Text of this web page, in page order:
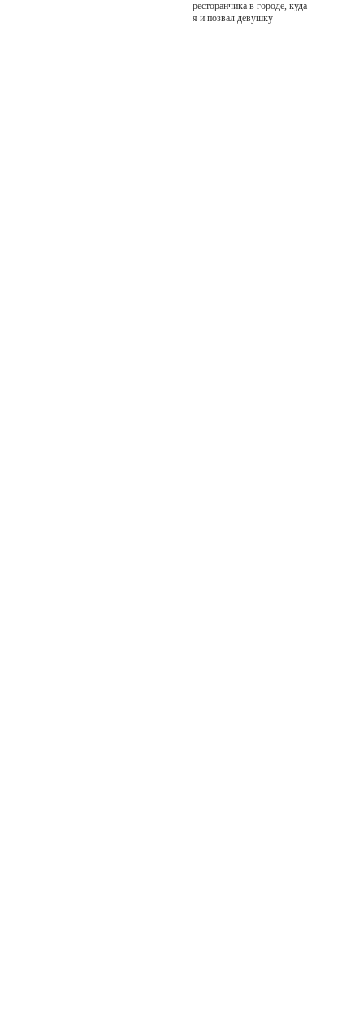
ресторанчика в городе, куда
я и позвал девушку